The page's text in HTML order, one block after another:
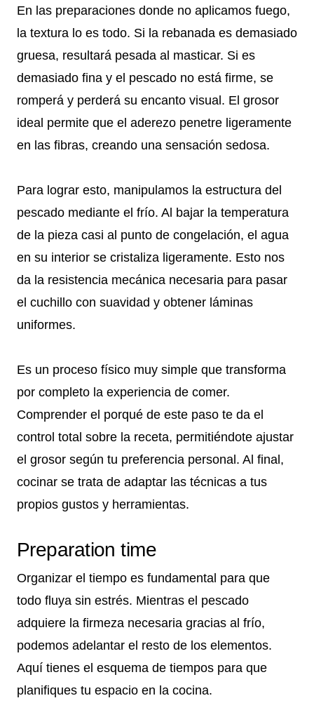
En las preparaciones donde no aplicamos fuego,
la textura lo es todo. Si la rebanada es demasiado
gruesa, resultará pesada al masticar. Si es
demasiado fina y el pescado no está firme, se
romperá y perderá su encanto visual. El grosor
ideal permite que el aderezo penetre ligeramente
en las fibras, creando una sensación sedosa.
Para lograr esto, manipulamos la estructura del
pescado mediante el frío. Al bajar la temperatura
de la pieza casi al punto de congelación, el agua
en su interior se cristaliza ligeramente. Esto nos
da la resistencia mecánica necesaria para pasar
el cuchillo con suavidad y obtener láminas
uniformes.
Es un proceso físico muy simple que transforma
por completo la experiencia de comer.
Comprender el porqué de este paso te da el
control total sobre la receta, permitiéndote ajustar
el grosor según tu preferencia personal. Al final,
cocinar se trata de adaptar las técnicas a tus
propios gustos y herramientas.
Preparation time
Organizar el tiempo es fundamental para que
todo fluya sin estrés. Mientras el pescado
adquiere la firmeza necesaria gracias al frío,
podemos adelantar el resto de los elementos.
Aquí tienes el esquema de tiempos para que
planifiques tu espacio en la cocina.